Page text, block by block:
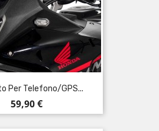
Per Telefono/GPS...
Prezzo
59,90 €